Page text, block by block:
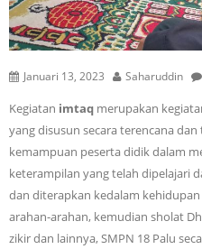
Januari 13, 2023 Saharuddin
Kegiatan imtaq merupakan
yang disusun secara terencana
kemampuan peserta didik dalam
keterampilan yang telah dipelajari
dan diterapkan kedalam
arahan-arahan, kemudian sholat
zikir dan lainnya, SMPN 18 Palu